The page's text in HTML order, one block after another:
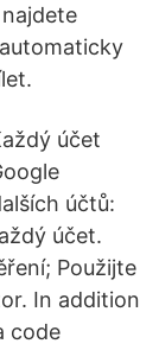
účet
účtů:
účet.
Použijte
In addition
code